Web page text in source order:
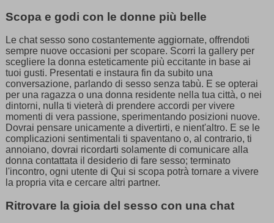
Scopa e godi con le donne più belle
Le chat sesso sono costantemente aggiornate, offrendoti
sempre nuove occasioni per scopare. Scorri la gallery per
scegliere la donna esteticamente più eccitante in base ai
tuoi gusti. Presentati e instaura fin da subito una
conversazione, parlando di sesso senza tabù. E se opterai
per una ragazza o una donna residente nella tua città, o nei
dintorni, nulla ti vieterà di prendere accordi per vivere
momenti di vera passione, sperimentando posizioni nuove.
Dovrai pensare unicamente a divertirti, e nient'altro. E se le
complicazioni sentimentali ti spaventano o, al contrario, ti
annoiano, dovrai ricordarti solamente di comunicare alla
donna contattata il desiderio di fare sesso; terminato
l'incontro, ogni utente di Qui si scopa potrà tornare a vivere
la propria vita e cercare altri partner.
Ritrovare la gioia del sesso con una chat